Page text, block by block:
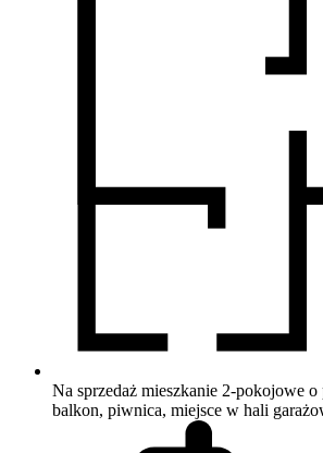
Na sprzedaż mieszkanie 2-pokojowe
balkon, piwnica, miejsce w hali